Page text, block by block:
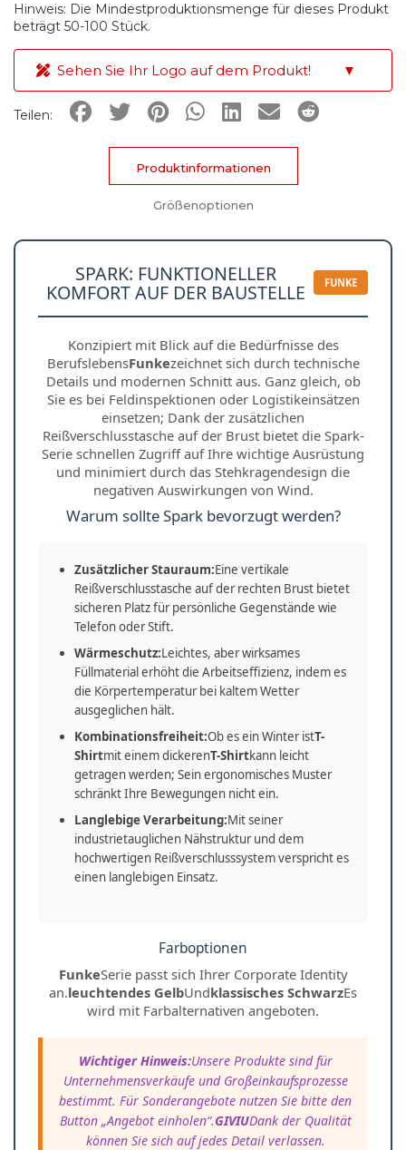
Hinweis: Die Mindestproduktionsmenge für dieses Produkt
beträgt 50-100 Stück.
Sehen Sie Ihr Logo auf dem Produkt! ▼
Teilen:
Produktinformationen
Größenoptionen
SPARK: FUNKTIONELLER
KOMFORT AUF DER BAUSTELLE FUNKE
Konzipiert mit Blick auf die Bedürfnisse des
BerufslebensFunkezeichnet sich durch technische
Details und modernen Schnitt aus. Ganz gleich, ob
Sie es bei Feldinspektionen oder Logistikeinsätzen
einsetzen; Dank der zusätzlichen
Reißverschlusstasche auf der Brust bietet die Spark-
Serie schnellen Zugriff auf Ihre wichtige Ausrüstung
und minimiert durch das Stehkragendesign die
negativen Auswirkungen von Wind.
Warum sollte Spark bevorzugt werden?
Zusätzlicher Stauraum:Eine vertikale
Reißverschlusstasche auf der rechten Brust bietet
sicheren Platz für persönliche Gegenstände wie
Telefon oder Stift.
Wärmeschutz:Leichtes, aber wirksames
Füllmaterial erhöht die Arbeitseffizienz, indem es
die Körpertemperatur bei kaltem Wetter
ausgeglichen hält.
Kombinationsfreiheit:Ob es ein Winter istT-
Shirtmit einem dickerenT-Shirtkann leicht
getragen werden; Sein ergonomisches Muster
schränkt Ihre Bewegungen nicht ein.
Langlebige Verarbeitung:Mit seiner
industrietauglichen Nähstruktur und dem
hochwertigen Reißverschlusssystem verspricht es
einen langlebigen Einsatz.
Farboptionen
FunkeSerie passt sich Ihrer Corporate Identity
an.leuchtendes GelbUndklassisches SchwarzEs
wird mit Farbalternativen angeboten.
Wichtiger Hinweis:Unsere Produkte sind für
Unternehmensverkäufe und Großeinkaufsprozesse
bestimmt. Für Sonderangebote nutzen Sie bitte den
Button „Angebot einholen“.GIVIUDank der Qualität
können Sie sich auf jedes Detail verlassen.